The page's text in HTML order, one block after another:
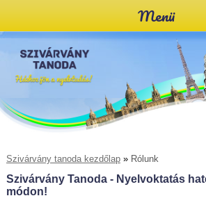
Menü
Szivárvány tanoda kezdőlap» Rólunk
Szivárvány Tanoda - Nyelvoktatás
módon!